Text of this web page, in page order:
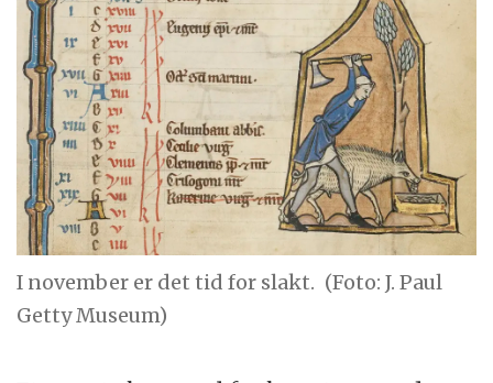
I november er det tid for slakt. (Foto: J. Paul
Getty Museum)